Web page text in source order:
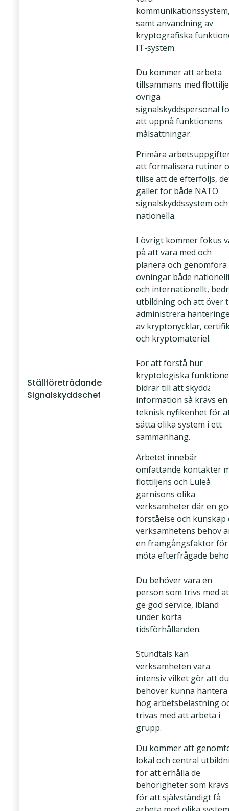
Ställföreträdande
Signalskyddschef
samt användning av
kryptografiska
IT-system.
Du kommer att arbeta
tillsammans med
övriga
signalskyddspersonal
att uppnå funktionens
målsättningar.
Primära
att formalisera rutiner
tillse att de efterföljs,
gäller för både NATO
signalskyddssystem
nationella.
I övrigt kommer fokus
på att vara med och
planera och genomföra
övningar både
och internationellt,
utbildning och att över
administrera
av kryptonycklar,
och kryptomateriel.
För att förstå hur
kryptologiska
bidrar till att skydda vår
information så krävs en
teknisk nyfikenhet för
sätta olika system i ett
sammanhang.
Arbetet innebär
omfattande kontakter
flottiljens och Luleå
garnisons olika
verksamheter där en
förståelse och kunskap
verksamhetens behov
en framgångsfaktor
möta efterfrågade
Du behöver vara en
person som trivs med
ge god service, ibland
under korta
tidsförhållanden.
Stundtals kan
verksamheten vara
intensiv vilket gör att du
behöver kunna
hög arbetsbelastning
trivas med att arbeta i
grupp.
Du kommer att
lokal och central
för att erhålla de
behörigheter som krävs
för att självständigt få